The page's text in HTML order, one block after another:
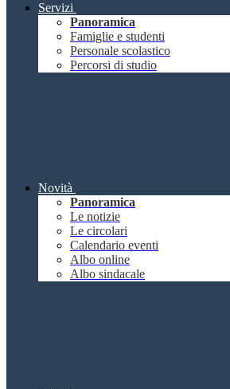
Servizi
Panoramica
Famiglie e studenti
Personale scolastico
Percorsi di studio
Novità
Panoramica
Le notizie
Le circolari
Calendario eventi
Albo online
Albo sindacale